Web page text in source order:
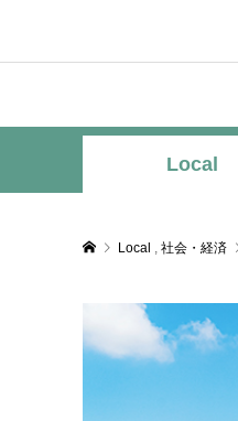
Local
Local , 社会・経済